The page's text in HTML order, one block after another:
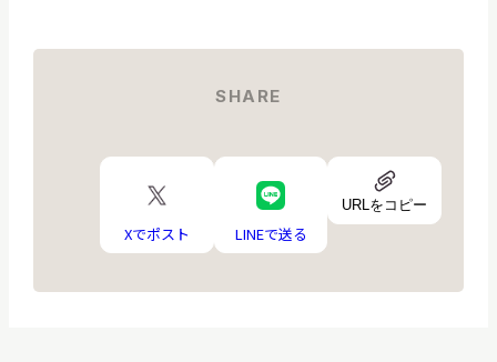
SHARE
X
ロ
ゴ
Xでポスト
LINE
ロ
ゴ
LINEで送る
URL
イ
URLをコピー